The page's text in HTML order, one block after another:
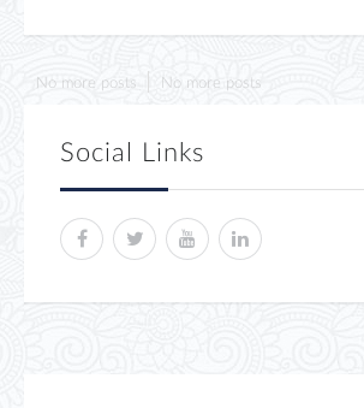
No more posts No more posts
Social Links